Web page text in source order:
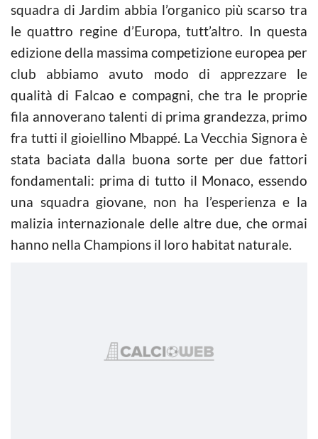
squadra di Jardim abbia l’organico più scarso tra
le quattro regine d’Europa, tutt’altro. In questa
edizione della massima competizione europea per
club abbiamo avuto modo di apprezzare le
qualità di Falcao e compagni, che tra le proprie
fila annoverano talenti di prima grandezza, primo
fra tutti il gioiellino Mbappé. La Vecchia Signora è
stata baciata dalla buona sorte per due fattori
fondamentali: prima di tutto il Monaco, essendo
una squadra giovane, non ha l’esperienza e la
malizia internazionale delle altre due, che ormai
hanno nella Champions il loro habitat naturale.